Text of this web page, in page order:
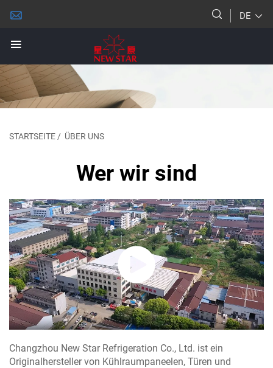
DE
STARTSEITE/ ÜBER UNS
Wer wir sind
Changzhou New Star Refrigeration Co., Ltd. ist ein
Originalhersteller von Kühlraumpaneelen, Türen und